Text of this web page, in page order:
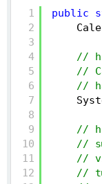
1
2
3
4
5
6
7
8
9
10
11
12
public
//
//
//
//
//
// vì
//